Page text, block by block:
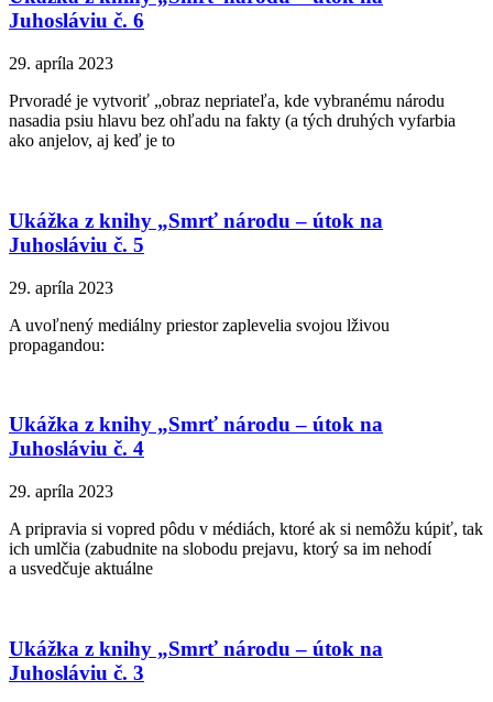
Juhosláviu č. 6
29. apríla 2023
Prvoradé je vytvoriť „obraz nepriateľa, kde vybranému národu
nasadia psiu hlavu bez ohľadu na fakty (a tých druhých vyfarbia
ako anjelov, aj keď je to
Ukážka z knihy „Smrť národu – útok na
Juhosláviu č. 5
29. apríla 2023
A uvoľnený mediálny priestor zaplevelia svojou lživou
propagandou:
Ukážka z knihy „Smrť národu – útok na
Juhosláviu č. 4
29. apríla 2023
A pripravia si vopred pôdu v médiách, ktoré ak si nemôžu kúpiť, tak
ich umlčia (zabudnite na slobodu prejavu, ktorý sa im nehodí
a usvedčuje aktuálne
Ukážka z knihy „Smrť národu – útok na
Juhosláviu č. 3